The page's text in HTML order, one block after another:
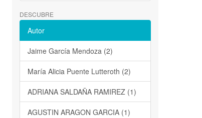
DESCUBRE
Autor
Jaime García Mendoza (2)
María Alicia Puente Lutteroth (2)
ADRIANA SALDAÑA RAMIREZ (1)
AGUSTIN ARAGON GARCIA (1)